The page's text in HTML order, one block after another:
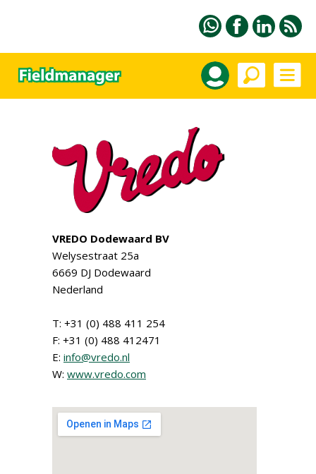
VREDO Dodewaard BV
Welysestraat 25a
6669 DJ Dodewaard
Nederland
T: +31 (0) 488 411 254
F: +31 (0) 488 412471
E: info@vredo.nl
W: www.vredo.com